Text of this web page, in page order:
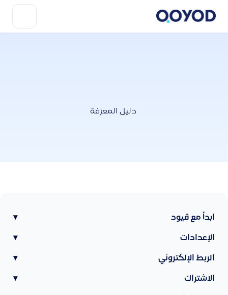
دليل المعرفة
ابدأ مع قيود ▾
الإعدادات ▾
الربط الإلكتروني ▾
الاشتراك ▾